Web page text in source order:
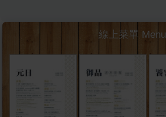
線上菜單 Menu